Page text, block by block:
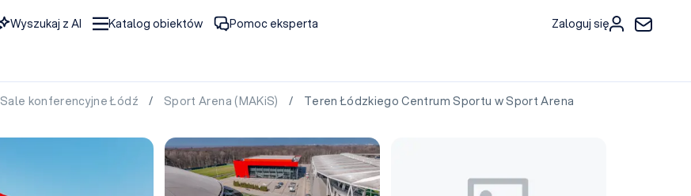
Wyszukaj z AI Katalog obiektów Pomoc eksperta Zaloguj się
Sale konferencyjne Łódź / Sport Arena (MAKiS)
/ Teren Łódzkiego Centrum Sportu w Sport Arena